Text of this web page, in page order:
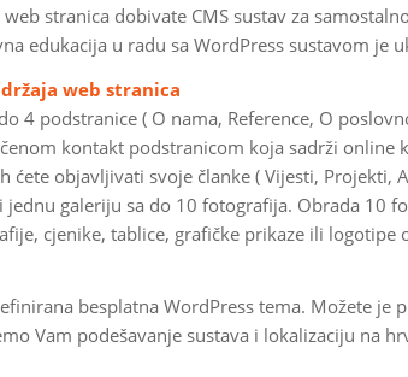
stranica dobivate CMS sustav za
edukacija u radu sa WordPress sustavom je
web stranica
4 podstranice ( O nama, Reference, O
kontakt podstranicom koja sadrži online
ćete objavljivati svoje članke ( Vijesti, Projekti,
galeriju sa do 10 fotografija. Obrada 10
cjenike, tablice, grafičke prikaze ili logotipe
besplatna WordPress tema. Možete je
Vam podešavanje sustava i lokalizaciju na